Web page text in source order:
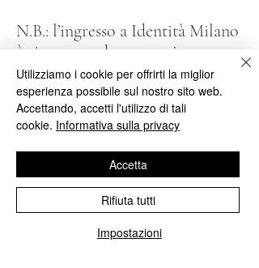
N.B.: l’ingresso a Identità Milano
è riservato ad operatori
professionali
TORNA A TUTTI GLI EVENTI ->
Utilizziamo i cookie per offrirti la miglior
esperienza possibile sul nostro sito web.
Accettando, accetti l'utilizzo di tali
cookie. Informativa sulla privacy
Impostazioni
Rifiuta tutti
Accetta